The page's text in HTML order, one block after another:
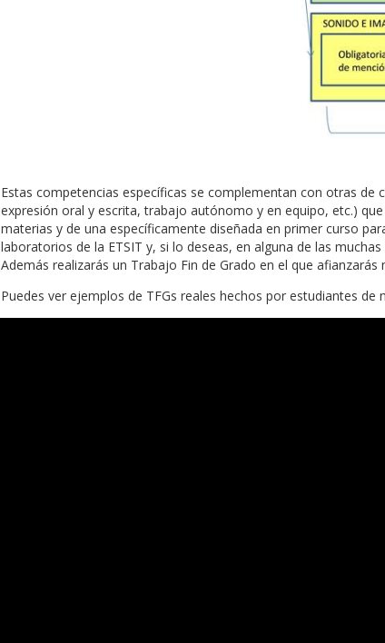
Estas competencias específicas se complementan con otras de
expresión oral y escrita, trabajo autónomo y en equipo, etc.)
materias y de una específicamente diseñada en primer curso
laboratorios de la ETSIT y, si lo deseas, en alguna de las
Además realizarás un Trabajo Fin de Grado en el que
Puedes ver ejemplos de TFGs reales hechos por estudiantes de